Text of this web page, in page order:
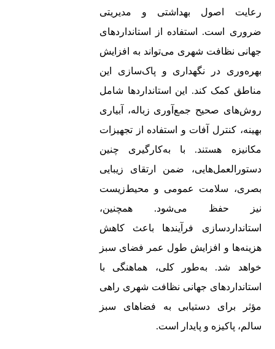
رعایت اصول بهداشتی و مدیریتی
ضروری است. استفاده از استانداردهای
جهانی نظافت شهری می‌تواند به افزایش
بهره‌وری در نگهداری و پاک‌سازی این
مناطق کمک کند. این استانداردها شامل
روش‌های صحیح جمع‌آوری زباله، آبیاری
بهینه، کنترل آفات و استفاده از تجهیزات
مکانیزه هستند. با به‌کارگیری چنین
دستورالعمل‌هایی، ضمن ارتقای زیبایی
بصری، سلامت عمومی و محیط‌زیست
نیز حفظ می‌شود. همچنین،
استانداردسازی فرآیندها باعث کاهش
هزینه‌ها و افزایش طول عمر فضای سبز
خواهد شد. به‌طور کلی، هماهنگی با
استانداردهای جهانی نظافت شهری راهی
مؤثر برای دستیابی به فضاهای سبز
سالم، پاکیزه و پایدار است.